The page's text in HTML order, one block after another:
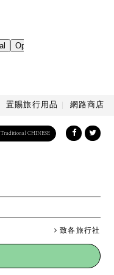
置賜旅行用品 網路商店
Traditional CHINESE
致各旅行社